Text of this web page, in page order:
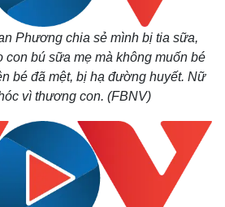
Video
Ảnh
E-Magazine
Infographic
Phương chia sẻ mình bị tia sữa,
con bú sữa mẹ mà không muốn bé
bé đã mệt, bị hạ đường huyết. Nữ
vì thương con. (FBNV)